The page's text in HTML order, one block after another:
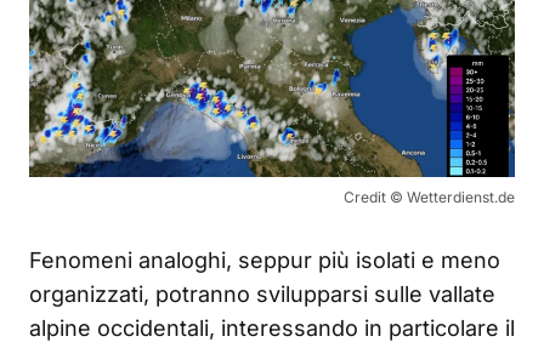
Credit © Wetterdienst.de
Fenomeni analoghi, seppur più isolati e meno
organizzati, potranno svilupparsi sulle vallate
alpine occidentali, interessando in particolare il